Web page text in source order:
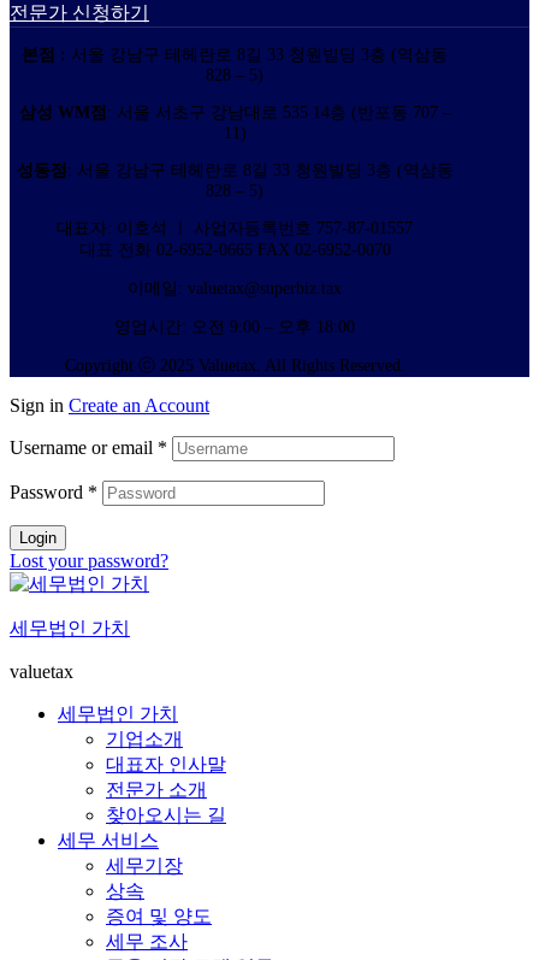
전문가 신청하기
본점 : 서울 강남구 테헤란로 8길 33 청원빌딩 3층 (역삼동
828 – 5)
삼성 WM점 : 서울 서초구 강남대로 535 14층 (반포동 707 –
11)
성동점 : 서울 강남구 테헤란로 8길 33 청원빌딩 3층 (역삼동
828 – 5)
대표자: 이호석 ㅣ 사업자등록번호 757-87-01557
대표 전화 02-6952-0665 FAX 02-6952-0070
이메일: valuetax@superbiz.tax
영업시간: 오전 9:00 – 오후 18:00
Copyright ⓒ 2025 Valuetax. All Rights Reserved.
Sign in Create an Account
Username or email *
Password *
Login
Lost your password?
세무법인 가치
valuetax
세무법인 가치
기업소개
대표자 인사말
전문가 소개
찾아오시는 길
세무 서비스
세무기장
상속
증여 및 양도
세무 조사